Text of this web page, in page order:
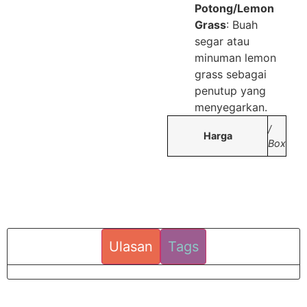
Potong/Lemon
Grass: Buah
segar atau
minuman lemon
grass sebagai
penutup yang
menyegarkan.
Harga
/
Box
Ulasan Tags